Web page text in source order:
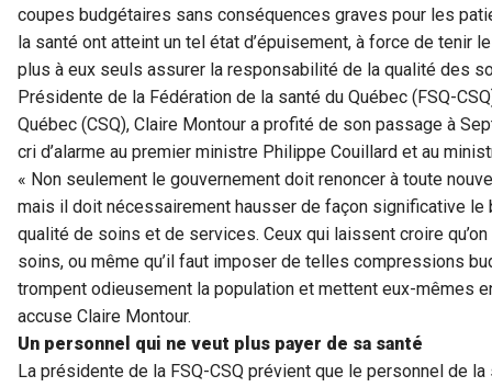
coupes budgétaires sans conséquences graves pour les
la santé ont atteint un tel état d’épuisement, à force de tenir
plus à eux seuls assurer la responsabilité de la qualité des
Présidente de la Fédération de la santé du Québec (FSQ-
Québec (CSQ), Claire Montour a profité de son passage à
cri d’alarme au premier ministre Philippe Couillard et au
« Non seulement le gouvernement doit renoncer à toute
mais il doit nécessairement hausser de façon significative le
qualité de soins et de services. Ceux qui laissent croire
soins, ou même qu’il faut imposer de telles compressions
trompent odieusement la population et mettent eux-mêmes
accuse Claire Montour.
Un personnel qui ne veut plus payer de sa santé
La présidente de la FSQ-CSQ prévient que le personnel de